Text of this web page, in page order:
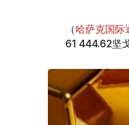
（哈萨克国际
61 444.62坚戈